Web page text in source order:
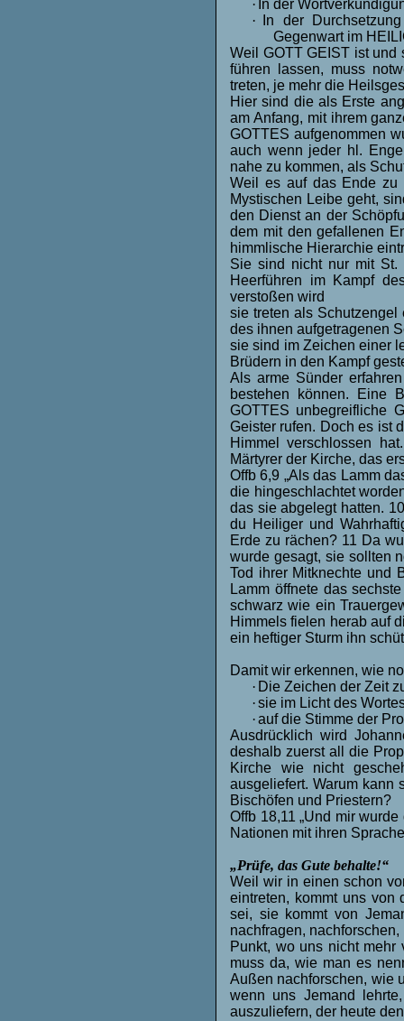
· In der
·
In der
Gegenwart im
Weil GOTT GEIST ist und
führen lassen, muss
treten, je mehr die
Hier sind die als Erste
am Anfang, mit ihrem
GOTTES aufgenommen
auch wenn jeder hl.
nahe zu kommen, als
Weil es auf das Ende zu
Mystischen Leibe geht,
den Dienst an der
dem mit den gefallenen
himmlische Hierarchie
Sie sind nicht nur mit St.
Heerführen im Kampf
verstoßen wird
sie treten als
des ihnen aufgetragenen
sie sind im Zeichen einer
Brüdern in den Kampf
Als arme Sünder
bestehen können. Eine
GOTTES unbegreifliche
Geister rufen. Doch es ist
Himmel verschlossen
Märtyrer der Kirche, das
Offb 6,9 „Als das Lamm
die hingeschlachtet
das sie abgelegt hatten.
du Heiliger und
Erde zu rächen? 11 Da
wurde gesagt, sie sollten
Tod ihrer Mitknechte und
Lamm öffnete das
schwarz wie ein
Himmels fielen herab auf
ein heftiger Sturm ihn
Damit wir erkennen, wie
· Die Zeichen der Zeit
·sie im Licht des
·auf die Stimme der
Ausdrücklich wird
deshalb zuerst all die
Kirche wie nicht
ausgeliefert. Warum kann
Bischöfen und Priestern?
Offb 18,11 „Und mir
Nationen mit ihren
„Prüfe, das Gute behalte!“
Weil wir in einen schon
eintreten, kommt uns von
sei, sie kommt von
nachfragen,
Punkt, wo uns nicht
muss da, wie man es
Außen nachforschen, wie
wenn uns Jemand
auszuliefern, der heute